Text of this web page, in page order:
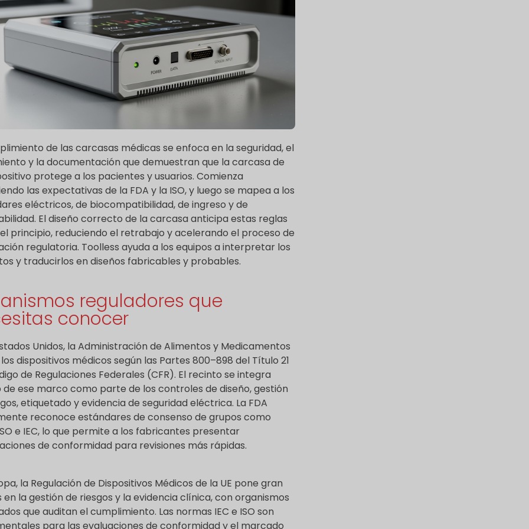
de las carcasas médicas se enfoca en la seguridad, el
y la documentación que demuestran que la carcasa de
protege a los pacientes y usuarios. Comienza
las expectativas de la FDA y la ISO, y luego se mapea a los
eléctricos, de biocompatibilidad, de ingreso y de
El diseño correcto de la carcasa anticipa estas reglas
principio, reduciendo el retrabajo y acelerando el proceso de
regulatoria. Toolless ayuda a los equipos a interpretar los
y traducirlos en diseños fabricables y probables.
reguladores que
conocer
Unidos, la Administración de Alimentos y Medicamentos
dispositivos médicos según las Partes 800–898 del Título 21
de Regulaciones Federales (CFR). El recinto se integra
ese marco como parte de los controles de diseño, gestión
etiquetado y evidencia de seguridad eléctrica. La FDA
reconoce estándares de consenso de grupos como
e IEC, lo que permite a los fabricantes presentar
de conformidad para revisiones más rápidas.
la Regulación de Dispositivos Médicos de la UE pone gran
en la gestión de riesgos y la evidencia clínica, con organismos
que auditan el cumplimiento. Las normas IEC e ISO son
para las evaluaciones de conformidad y el marcado